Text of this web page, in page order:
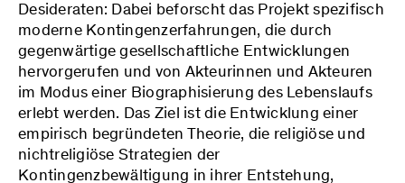
Desideraten: Dabei beforscht das Projekt spezifisch
moderne Kontingenzerfahrungen, die durch
gegenwärtige gesellschaftliche Entwicklungen
hervorgerufen und von Akteurinnen und Akteuren
im Modus einer Biographisierung des Lebenslaufs
erlebt werden. Das Ziel ist die Entwicklung einer
empirisch begründeten Theorie, die religiöse und
nichtreligiöse Strategien der
Kontingenzbewältigung in ihrer Entstehung,